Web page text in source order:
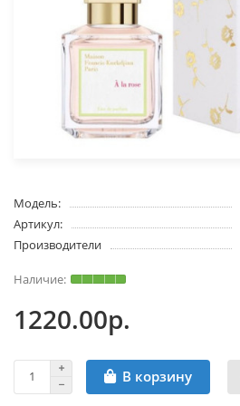
Модель:
Артикул:
Производители
1220.00р.
В корзину